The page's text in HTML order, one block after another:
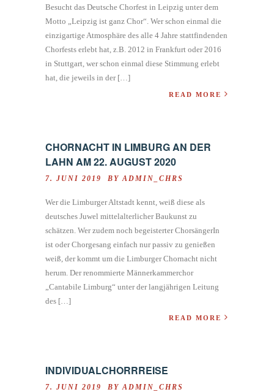
Besucht das Deutsche Chorfest in Leipzig unter dem
Motto „Leipzig ist ganz Chor“. Wer schon einmal die
einzigartige Atmosphäre des alle 4 Jahre stattfindenden
Chorfests erlebt hat, z.B. 2012 in Frankfurt oder 2016
in Stuttgart, wer schon einmal diese Stimmung erlebt
hat, die jeweils in der […]
READ MORE
CHORNACHT IN LIMBURG AN DER
LAHN AM 22. AUGUST 2020
7. JUNI 2019 BYADMIN_CHRS
Wer die Limburger Altstadt kennt, weiß diese als
deutsches Juwel mittelalterlicher Baukunst zu
schätzen. Wer zudem noch begeisterter ChorsängerIn
ist oder Chorgesang einfach nur passiv zu genießen
weiß, der kommt um die Limburger Chornacht nicht
herum. Der renommierte Männerkammerchor
„Cantabile Limburg“ unter der langjährigen Leitung
des […]
READ MORE
INDIVIDUALCHORRREISE
7. JUNI 2019 BYADMIN_CHRS